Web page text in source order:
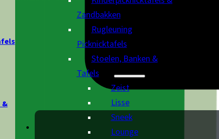
&
Zandbakken
Rugleuning
Picknicktafels
Stoelen, Banken &
Tafels
Zeist
Lisse
Sneek
Lounge